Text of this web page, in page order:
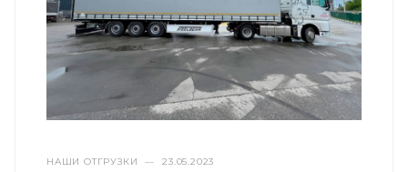
НАШИ ОТГРУЗКИ — 23.05.2023